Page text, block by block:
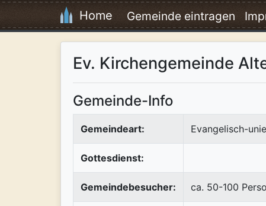
Home Gemeinde eintragen
Ev. Kirchengemeinde
Gemeinde-Info
Gemeindeart: Evangelisch-
Gottesdienst:
Gemeindebesucher: ca. 50-100